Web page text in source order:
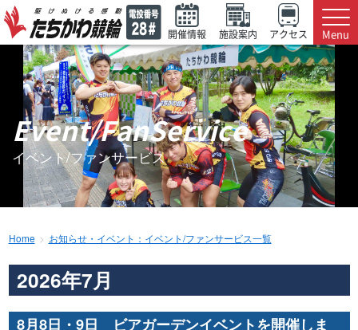
開催情報 施設案内 アクセス Menu
Event/FanService
イベント/ファンサービス
Home お知らせ・イベント：イベント/ファンサービス一覧
2026年7月
8月8日・9日 ビアガーデンイベントを開催しま